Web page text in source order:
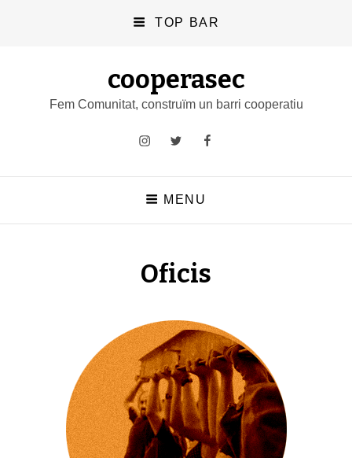
TOP BAR
cooperasec
Fem Comunitat, construïm un barri cooperatiu
InstagramTwitterFacebook
MENU
Oficis